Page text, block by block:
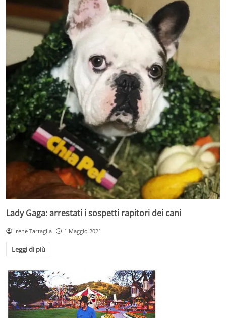
Lady Gaga: arrestati i sospetti rapitori dei cani
Irene Tartaglia 1 Maggio 2021
Leggi di più